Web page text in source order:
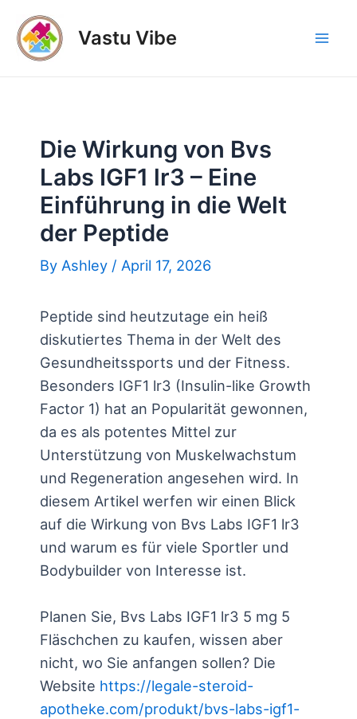
content
Vastu Vibe
Die Wirkung von Bvs
Labs IGF1 lr3 – Eine
Einführung in die Welt
der Peptide
By Ashley / April 17, 2026
Peptide sind heutzutage ein heiß
diskutiertes Thema in der Welt des
Gesundheitssports und der Fitness.
Besonders IGF1 lr3 (Insulin-like Growth
Factor 1) hat an Popularität gewonnen,
da es als potentes Mittel zur
Unterstützung von Muskelwachstum
und Regeneration angesehen wird. In
diesem Artikel werfen wir einen Blick
auf die Wirkung von Bvs Labs IGF1 lr3
und warum es für viele Sportler und
Bodybuilder von Interesse ist.
Planen Sie, Bvs Labs IGF1 lr3 5 mg 5
Fläschchen zu kaufen, wissen aber
nicht, wo Sie anfangen sollen? Die
Website https://legale-steroid-
apotheke.com/produkt/bvs-labs-igf1-